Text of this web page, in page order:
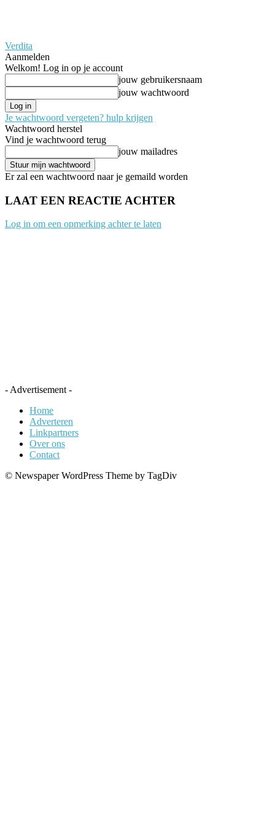
Verdita
Aanmelden
Welkom! Log in op je account
jouw gebruikersnaam
jouw wachtwoord
Je wachtwoord vergeten? hulp krijgen
Wachtwoord herstel
Vind je wachtwoord terug
jouw mailadres
Er zal een wachtwoord naar je gemaild worden
LAAT EEN REACTIE ACHTER
Log in om een opmerking achter te laten
- Advertisement -
Home
Adverteren
Linkpartners
Over ons
Contact
© Newspaper WordPress Theme by TagDiv